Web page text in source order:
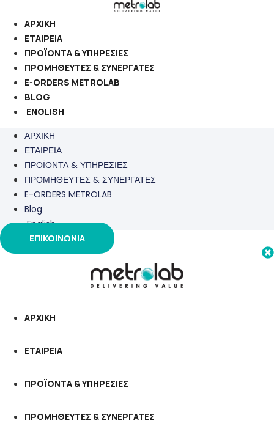
στο
περιεχόμενο
ΑΡΧΙΚΗ
ΕΤΑΙΡΕΙΑ
ΠΡΟΪΟΝΤΑ & ΥΠΗΡΕΣΙΕΣ
ΠΡΟΜΗΘΕΥΤΕΣ & ΣΥΝΕΡΓΑΤΕΣ
E-ORDERS METROLAB
BLOG
ENGLISH
ΑΡΧΙΚΗ
ΕΤΑΙΡΕΙΑ
ΠΡΟΪΟΝΤΑ & ΥΠΗΡΕΣΙΕΣ
ΠΡΟΜΗΘΕΥΤΕΣ & ΣΥΝΕΡΓΑΤΕΣ
E-ORDERS METROLAB
Blog
English
ΕΠΙΚΟΙΝΩΝΙΑ
ΑΡΧΙΚΗ
ΕΤΑΙΡΕΙΑ
ΠΡΟΪΟΝΤΑ & ΥΠΗΡΕΣΙΕΣ
ΠΡΟΜΗΘΕΥΤΕΣ & ΣΥΝΕΡΓΑΤΕΣ